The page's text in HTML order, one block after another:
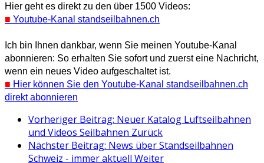
Hier geht es direkt zu den über 1500 Videos:
■ Youtube-Kanal standseilbahnen.ch
Ich bin Ihnen dankbar, wenn Sie meinen Youtube-Kanal
abonnieren: So erhalten Sie sofort und zuerst eine Nachricht,
wenn ein neues Video aufgeschaltet ist.
■ Hier können Sie den Youtube-Kanal standseilbahnen.ch
direkt abonnieren
Vorheriger Beitrag: Neuer Katalog Luftseilbahnen
und Videos Seilbahnen Zurück
Nächster Beitrag: News über Standseilbahnen
Schweiz - immer aktuell Weiter